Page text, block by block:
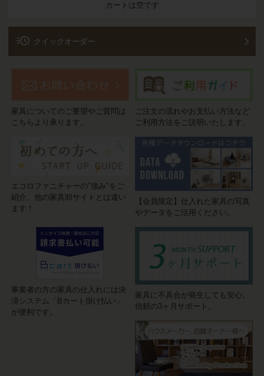
カートは空です
acute クイックオーダー
家具についてのご要望やご質問は
こちらより承ります。
ご注文の流れやお支払い方法など
ご利用方法をご説明いたします。
エコロファニチャーの"強み"をご
紹介。他の家具卸サイトとは違い
ます！
【会員限定】仕入れた家具の写真
やデータをご活用ください。
事業者の方の家具の仕入れには決
済システム「Bカート掛け払い」
が便利です。
家具に不具合が発生しても安心。
信頼の3ヶ月サポート。